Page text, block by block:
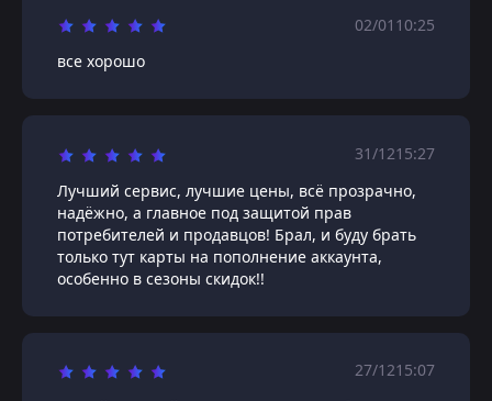
02/01 10:25
все хорошо
31/1215:27
Лучший сервис, лучшие цены, всё прозрачно,
надёжно, а главное под защитой прав
потребителей и продавцов! Брал, и буду брать
только тут карты на пополнение аккаунта,
особенно в сезоны скидок!!
27/1215:07